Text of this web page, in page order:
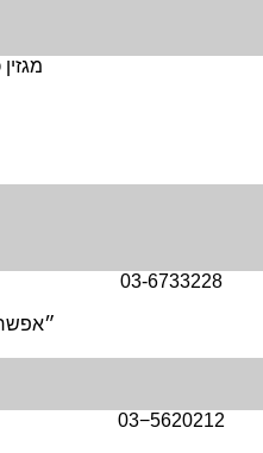
03-6733228
03−5620212